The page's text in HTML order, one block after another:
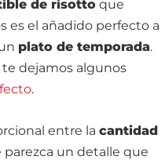
de risotto que
es el añadido perfecto a
plato de temporada.
dejamos algunos
.
entre la cantidad
un detalle que